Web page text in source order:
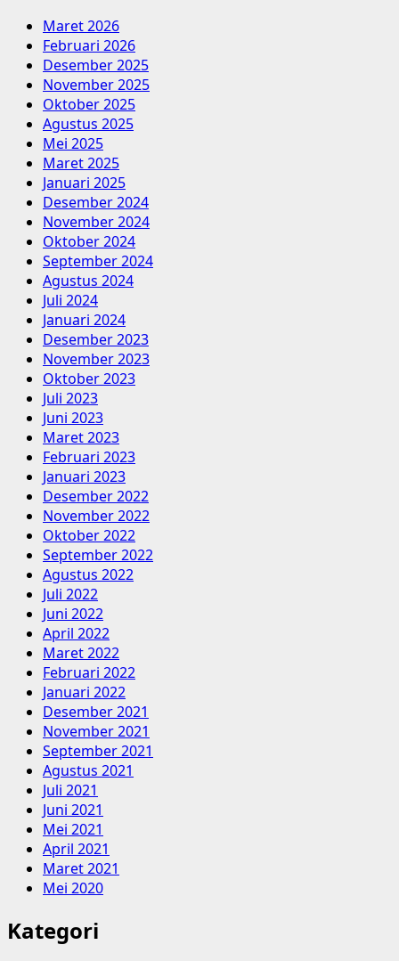
Maret 2026
Februari 2026
Desember 2025
November 2025
Oktober 2025
Agustus 2025
Mei 2025
Maret 2025
Januari 2025
Desember 2024
November 2024
Oktober 2024
September 2024
Agustus 2024
Juli 2024
Januari 2024
Desember 2023
November 2023
Oktober 2023
Juli 2023
Juni 2023
Maret 2023
Februari 2023
Januari 2023
Desember 2022
November 2022
Oktober 2022
September 2022
Agustus 2022
Juli 2022
Juni 2022
April 2022
Maret 2022
Februari 2022
Januari 2022
Desember 2021
November 2021
September 2021
Agustus 2021
Juli 2021
Juni 2021
Mei 2021
April 2021
Maret 2021
Mei 2020
Kategori